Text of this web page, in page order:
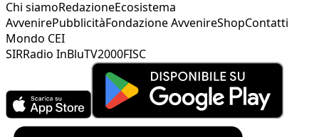
Chi siamoRedazioneEcosistema
AvvenirePubblicitàFondazione AvvenireShopContatti
Mondo CEI
SIRRadio InBluTV2000FISC